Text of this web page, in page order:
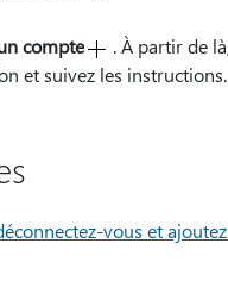
compte
. À partir de
et suivez les instructions.
vous et